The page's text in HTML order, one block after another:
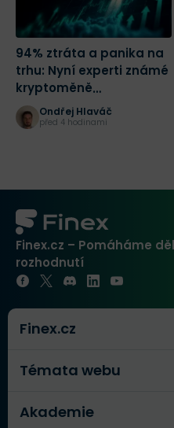
94% ztráta a panika na
trhu: Nyní experti známé
kryptoměně
předpovídají růst o 1 700
%
Ondřej Hlaváč
před 4 hodinami
Finex.cz – Pomáháme
rozhodnutí
Finex.cz
Témata webu
Akademie